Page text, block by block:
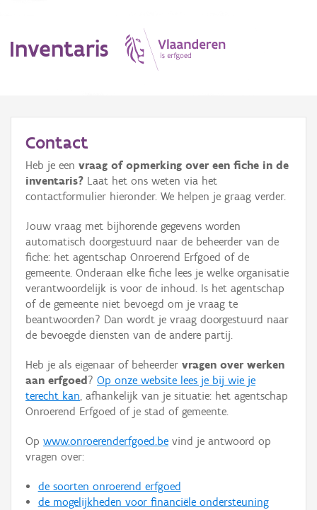
Inventaris
Erfgoedobject
Aanduidingsobject
Waarneming
Thema
Gebeurtenis
Persoon of collectief
Hergebruik
Aanmelden
Contact
Heb je een vraag of opmerking over een fiche in de
inventaris? Laat het ons weten via het
contactformulier hieronder. We helpen je graag verder.
Jouw vraag met bijhorende gegevens worden
automatisch doorgestuurd naar de beheerder van de
fiche: het agentschap Onroerend Erfgoed of de
gemeente. Onderaan elke fiche lees je welke organisatie
verantwoordelijk is voor de inhoud. Is het agentschap
of de gemeente niet bevoegd om je vraag te
beantwoorden? Dan wordt je vraag doorgestuurd naar
de bevoegde diensten van de andere partij.
Heb je als eigenaar of beheerder vragen over werken
aan erfgoed ? Op onze website lees je bij wie je
terecht kan, afhankelijk van je situatie: het agentschap
Onroerend Erfgoed of je stad of gemeente.
Op www.onroerenderfgoed.be vind je antwoord op
vragen over:
de soorten onroerend erfgoed
de mogelijkheden voor financiële ondersteuning